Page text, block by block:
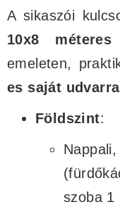
A sikaszói
10x8
emeleten,
es saját udvarral
Földszint:
szoba 1